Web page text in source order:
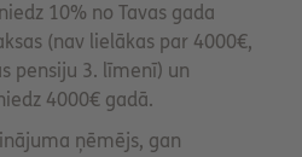
10% no Tavas gada
(nav lielākas par 4000€,
pensiju 3. līmenī) un
4000€ gadā.
ņēmējs, gan